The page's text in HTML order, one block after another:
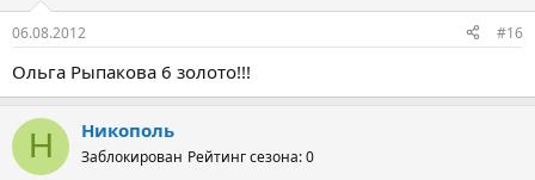
06.08.2012 #16
Ольга Рыпакова 6 золото!!!
Н Никополь
Заблокирован Рейтинг сезона: 0